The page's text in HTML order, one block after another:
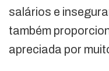
salários e
também
apreciada por